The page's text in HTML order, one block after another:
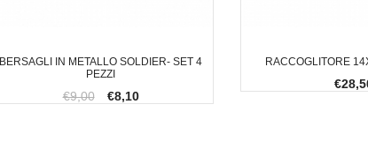
BERSAGLI IN METALLO SOLDIER- SET 4
PEZZI
€9,00 €8,10
RACCOGLITORE